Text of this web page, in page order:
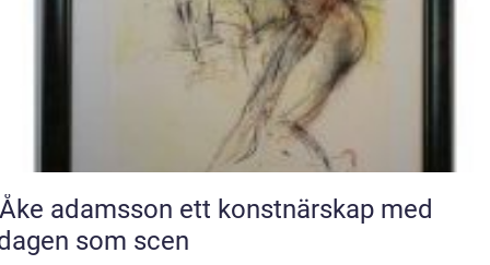
ett konstnärskap med
som scen